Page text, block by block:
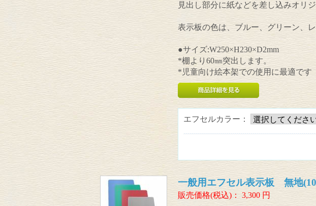
見出し部分に紙などを差し込みオリ
表示板の色は、ブルー、グリーン、
●サイズ:W250×H230×D2mm
*棚より60㎜突出します。
*児童向け絵本架での使用に最適です
エフセルカラー：
一般用エフセル表示板 無地
販売価格(税込)： 3,300円